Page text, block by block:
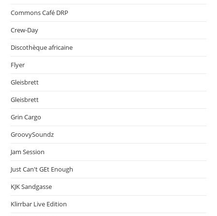
Commons Café DRP
Crew-Day
Discothèque africaine
Flyer
Gleisbrett
Gleisbrett
Grin Cargo
GroovySoundz
Jam Session
Just Can't GEt Enough
KJK Sandgasse
Klirrbar Live Edition